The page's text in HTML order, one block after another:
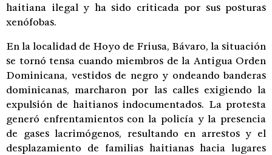
haitiana ilegal y ha sido criticada por sus posturas
xenófobas.
En la localidad de Hoyo de Friusa, Bávaro, la situación
se tornó tensa cuando miembros de la Antigua Orden
Dominicana, vestidos de negro y ondeando banderas
dominicanas, marcharon por las calles exigiendo la
expulsión de haitianos indocumentados. La protesta
generó enfrentamientos con la policía y la presencia
de gases lacrimógenos, resultando en arrestos y el
desplazamiento de familias haitianas hacia lugares